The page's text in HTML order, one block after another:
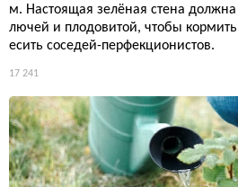
м. Настоящая зелёная стена
лючей и плодовитой, чтобы
есить соседей-перфекционистов.
17 241